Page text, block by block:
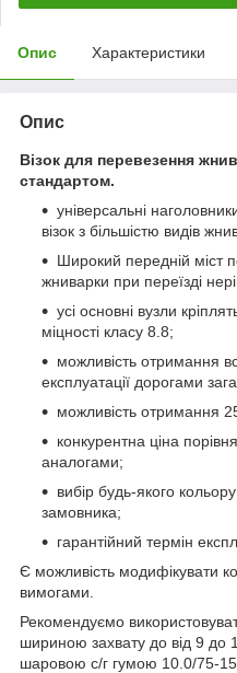
Опис Характеристики
Опис
Візок для перевезення
стандартом.
універсальні
візок з більшістю видів
Широкий передній міст
жниварки при переїзді
усі основні вузли
міцності класу 8.8;
можливість отримання
експлуатації дорогами
можливість отримання
конкурентна ціна
аналогами;
вибір будь-якого
замовника;
гарантійний термін
Є можливість модифікувати
вимогами.
Рекомендуємо
шириною захвату до від 9 до
шаровою с/г гумою 10.0/75-